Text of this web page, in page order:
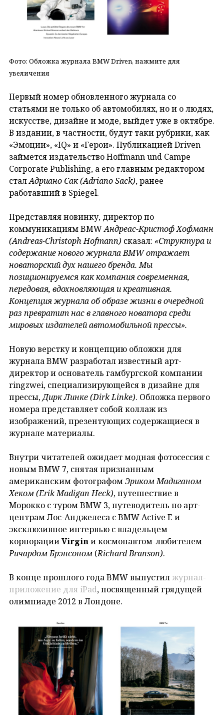
Фото: Обложка журнала BMW Driven, нажмите для
увеличения
Первый номер обновленного журнала со
статьями не только об автомобилях, но и о людях,
искусстве, дизайне и моде, выйдет уже в октябре.
В издании, в частности, будут таки рубрики, как
«Эмоции», «IQ» и «Герои». Публикацией Driven
займется издательство Hoffmann und Campe
Corporate Publishing, а его главным редактором
сталАдриано Сак (AdrianoSack), ранее
работавший в Spiegel.
Представляя новинку, директор по
коммуникациям BMWАндреас-Кристоф Хофманн
(Andreas-Christoph Hofmann) сказал: «Структура и
содержание нового журнала BMWотражает
новаторский дух нашего бренда. Мы
позиционируемся как компания современная,
передовая, вдохновляющая и креативная.
Концепция журнала об образе жизни в очередной
раз превратит нас в главного новатора среди
мировых издателей автомобильной прессы».
Новую верстку и концепцию обложки для
журнала BMW разработал известный арт-
директор и основатель гамбургской компании
ringzwei, специализирующейся в дизайне для
прессы, Дирк Линке (DirkLinke). Обложка первого
номера представляет собой коллаж из
изображений, презентующих содержащиеся в
журнале материалы.
Внутри читателей ожидает модная фотосессия с
новым BMW 7, снятая признанным
американским фотографомЭриком Мадиганом
Хеком (ErikMadigan Heck), путешествие в
Морокко с туром BMW 3, путеводитель по арт-
центрам Лос-Анджелеса с BMW Active E и
эксклюзивное интервью с владельцем
корпорацииVirgin и космонавтом-любителем
Ричардом Брэнсоном (RichardBranson).
В конце прошлого года BMW выпустилжурнал-
приложение для iPad, посвященный грядущей
олимпиаде 2012 в Лондоне.